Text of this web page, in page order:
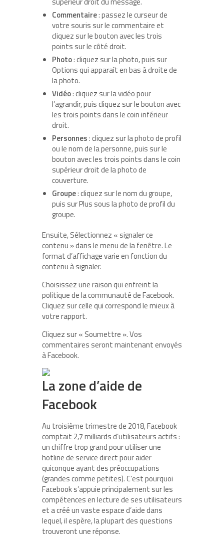
Commentaire: passez le curseur de
votre souris sur le commentaire et
cliquez sur le bouton avec les trois
points sur le côté droit.
Photo: cliquez sur la photo, puis sur
Options qui apparaît en bas à droite de
la photo.
Vidéo: cliquez sur la vidéo pour
l’agrandir, puis cliquez sur le bouton avec
les trois points dans le coin inférieur
droit.
Personnes: cliquez sur la photo de profil
ou le nom de la personne, puis sur le
bouton avec les trois points dans le coin
supérieur droit de la photo de
couverture.
Groupe: cliquez sur le nom du groupe,
puis sur Plus sous la photo de profil du
groupe.
Ensuite, Sélectionnez « signaler ce
contenu » dans le menu de la fenêtre. Le
format d’affichage varie en fonction du
contenu à signaler.
Choisissez une raison qui enfreint la
politique de la communauté de Facebook.
Cliquez sur celle qui correspond le mieux à
votre rapport.
Cliquez sur « Soumettre ». Vos
commentaires seront maintenant envoyés
à Facebook.
La zone d’aide de
Facebook
Au troisième trimestre de 2018, Facebook
comptait 2,7 milliards d’utilisateurs actifs :
un chiffre trop grand pour utiliser une
hotline de service direct pour aider
quiconque ayant des préoccupations
(grandes comme petites). C’est pourquoi
Facebook s’appuie principalement sur les
compétences en lecture de ses utilisateurs
et a créé un vaste espace d’aide dans
lequel, il espère, la plupart des questions
trouveront une réponse.